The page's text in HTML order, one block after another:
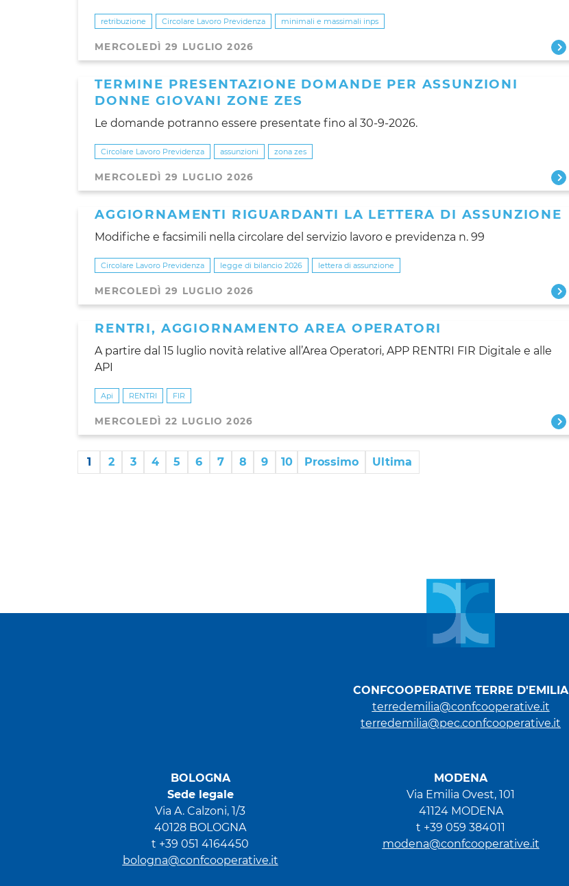
retribuzione Circolare Lavoro Previdenza minimali e massimali inps
MERCOLEDÌ 29 LUGLIO 2026
TERMINE PRESENTAZIONE DOMANDE PER ASSUNZIONI
DONNE GIOVANI ZONE ZES
Le domande potranno essere presentate fino al 30-9-2026.
Circolare Lavoro Previdenza assunzioni zona zes
MERCOLEDÌ 29 LUGLIO 2026
AGGIORNAMENTI RIGUARDANTI LA LETTERA DI ASSUNZIONE
Modifiche e facsimili nella circolare del servizio lavoro e previdenza n. 99
Circolare Lavoro Previdenza legge di bilancio 2026 lettera di assunzione
MERCOLEDÌ 29 LUGLIO 2026
RENTRI, AGGIORNAMENTO AREA OPERATORI
A partire dal 15 luglio novità relative all’Area Operatori, APP RENTRI FIR Digitale e alle
API
Api RENTRI FIR
MERCOLEDÌ 22 LUGLIO 2026
1 2 3 4 5 6 7 8 9 10 Prossimo Ultima
CONFCOOPERATIVE TERRE D'EMILIA
terredemilia@confcooperative.it
terredemilia@pec.confcooperative.it
MODENA
Via Emilia Ovest, 101
41124 MODENA
t +39 059 384011
modena@confcooperative.it
BOLOGNA
Sede legale
Via A. Calzoni, 1/3
40128 BOLOGNA
t +39 051 4164450
bologna@confcooperative.it